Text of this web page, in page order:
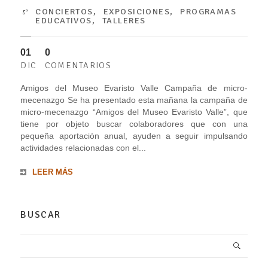
CONCIERTOS, EXPOSICIONES, PROGRAMAS
EDUCATIVOS, TALLERES
01
DIC
0
COMENTARIOS
Amigos del Museo Evaristo Valle Campaña de micro-
mecenazgo Se ha presentado esta mañana la campaña de
micro-mecenazgo “Amigos del Museo Evaristo Valle”, que
tiene por objeto buscar colaboradores que con una
pequeña aportación anual, ayuden a seguir impulsando
actividades relacionadas con el...
LEER MÁS
BUSCAR